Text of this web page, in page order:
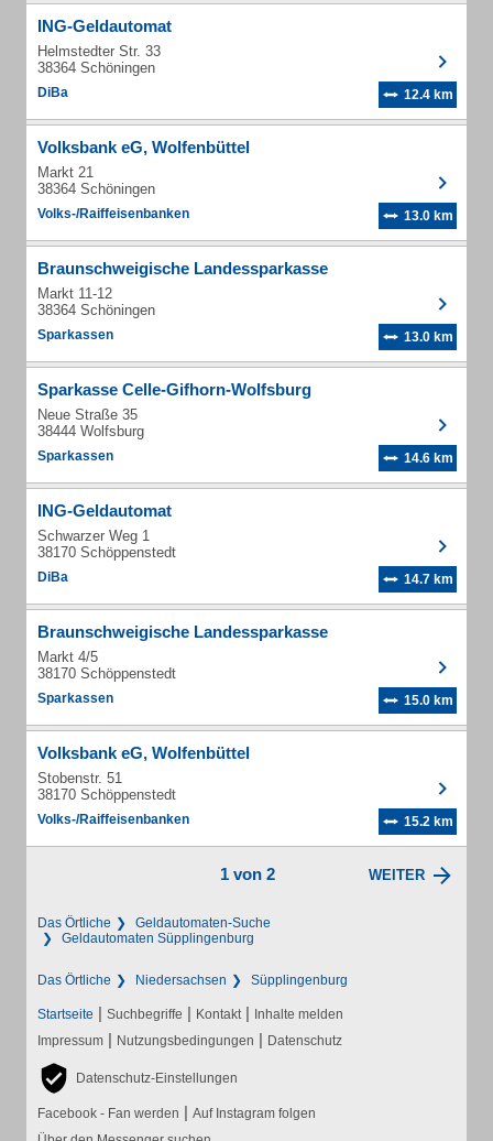
ING-Geldautomat
Helmstedter Str. 33
38364 Schöningen
DiBa 12.4 km
Volksbank eG, Wolfenbüttel
Markt 21
38364 Schöningen
Volks-/Raiffeisenbanken 13.0 km
Braunschweigische Landessparkasse
Markt 11-12
38364 Schöningen
Sparkassen 13.0 km
Sparkasse Celle-Gifhorn-Wolfsburg
Neue Straße 35
38444 Wolfsburg
Sparkassen 14.6 km
ING-Geldautomat
Schwarzer Weg 1
38170 Schöppenstedt
DiBa 14.7 km
Braunschweigische Landessparkasse
Markt 4/5
38170 Schöppenstedt
Sparkassen 15.0 km
Volksbank eG, Wolfenbüttel
Stobenstr. 51
38170 Schöppenstedt
Volks-/Raiffeisenbanken 15.2 km
1 von 2 WEITER
Das Örtliche
Geldautomaten-Suche
Geldautomaten Süpplingenburg
Das Örtliche Niedersachsen Süpplingenburg
Startseite | Suchbegriffe | Kontakt | Inhalte melden
Impressum | Nutzungsbedingungen | Datenschutz
Datenschutz-Einstellungen
Facebook - Fan werden | Auf Instagram folgen